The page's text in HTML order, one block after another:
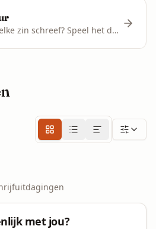
Herken jij wie welke zin schreef? Speel het dagelijks spel!
met jou?